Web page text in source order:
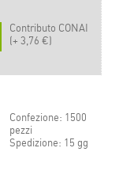
Contributo CONAI
(+ 3,76 €)
Confezione: 1500
pezzi
Spedizione: 15 gg